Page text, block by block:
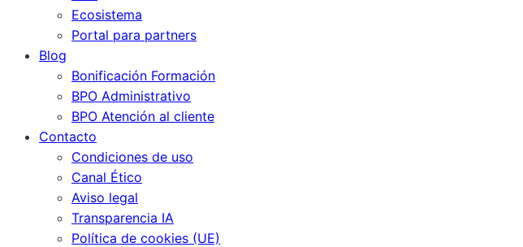
Ecosistema
Portal para partners
Blog
Bonificación Formación
BPO Administrativo
BPO Atención al cliente
Contacto
Condiciones de uso
Canal Ético
Aviso legal
Transparencia IA
Política de cookies (UE)